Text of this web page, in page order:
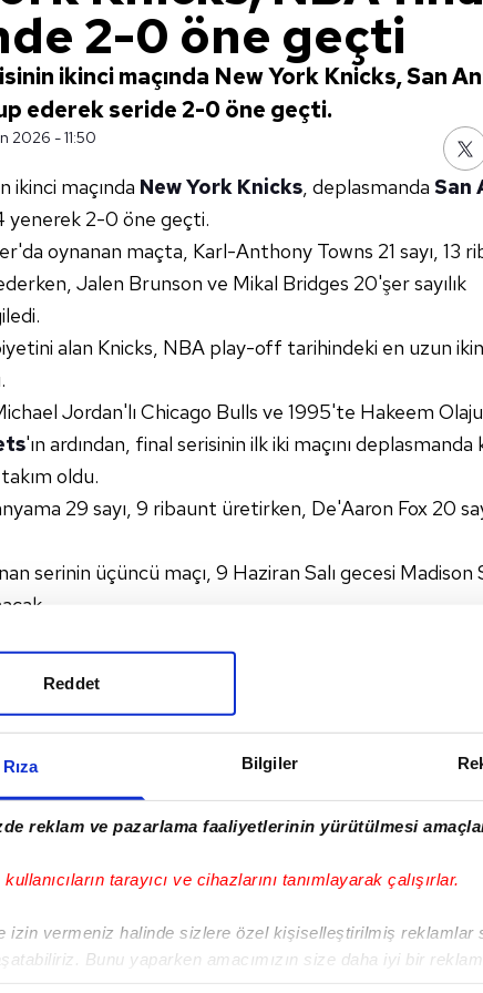
Rıza Bilgiler
reklam ve pazarlama faaliyetlerinin yürütülmesi
tarayıcı ve cihazlarını tanımlayarak çalışırlar.
izin vermeniz halinde sizlere özel kişiselleştirilmiş reklamlar
Bunu yaparken amacımızın size daha iyi bir
Reddet
2-0 öne geçti
ikinci maçında New York Knicks, San
ederek seride 2-0 öne geçti.
2026 - 11:50
ikinci maçında New York Knicks, deplasmanda San
yenerek 2-0 öne geçti.
oynanan maçta, Karl-Anthony Towns 21 sayı, 13
Jalen Brunson ve Mikal Bridges 20'şer sayılık
alan Knicks, NBA play-off tarihindeki en uzun
Jordan'lı Chicago Bulls ve 1995'te Hakeem
'ın ardından, final serisinin ilk iki maçını deplasmanda
oldu.
29 sayı, 9 ribaunt üretirken, De'Aaron Fox 20
serinin üçüncü maçı, 9 Haziran Salı gecesi Madison
#SAN ANTONIO SPURS #HOUSTON ROCKETS
Sonraki
karşısında
tutundu!